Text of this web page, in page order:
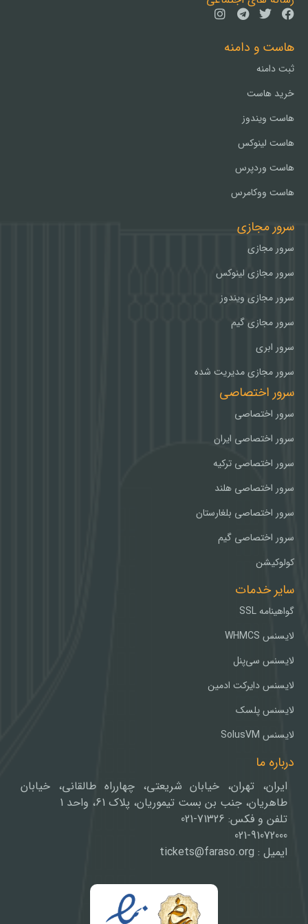
هاست و دامنه
ثبت دامنه
خرید هاست
هاست ویندوز
هاست لینوکس
هاست وردپرس
هاست ووکامرس
سرور مجازی
سرور مجازی
سرور مجازی لینوکس
سرور مجازی ویندوز
سرور مجازی گیم
سرور ابری
سرور مجازی مدیریت شده
سرور اختصاصی
سرور اختصاصی
سرور اختصاصی ایران
سرور اختصاصی ترکیه
سرور اختصاصی هلند
سرور اختصاصی بلغارستان
سرور اختصاصی گیم
کولوکیشن
سایر خدمات
گواهینامه SSL
لایسنس WHMCS
لایسنس سی‌پنل
لایسنس دایرکت ادمین
لایسنس پلسک
لایسنس SolusVM
درباره ما
ایران، تهران، خیابان شریعتی، چهارراه طالقانی، خیابان
طاهریان، جنب بن بست تیموریان، پلاک 61، واحد 1
تلفن و فکس: 71326-021
021-91072000
ایمیل : tickets@faraso.org